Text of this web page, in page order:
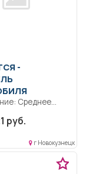
-
Среднее
Управление
топливом,...
руб.
г Новокузнецк